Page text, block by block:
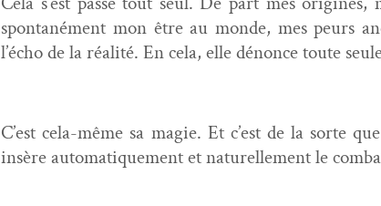
spon­tané­ment mon être au monde, mes peurs
l’écho de la réal­ité. En cela, elle dénonce toute
C’est cela-même sa magie. Et c’est de la sorte
insère automa­tique­ment et naturelle­ment le